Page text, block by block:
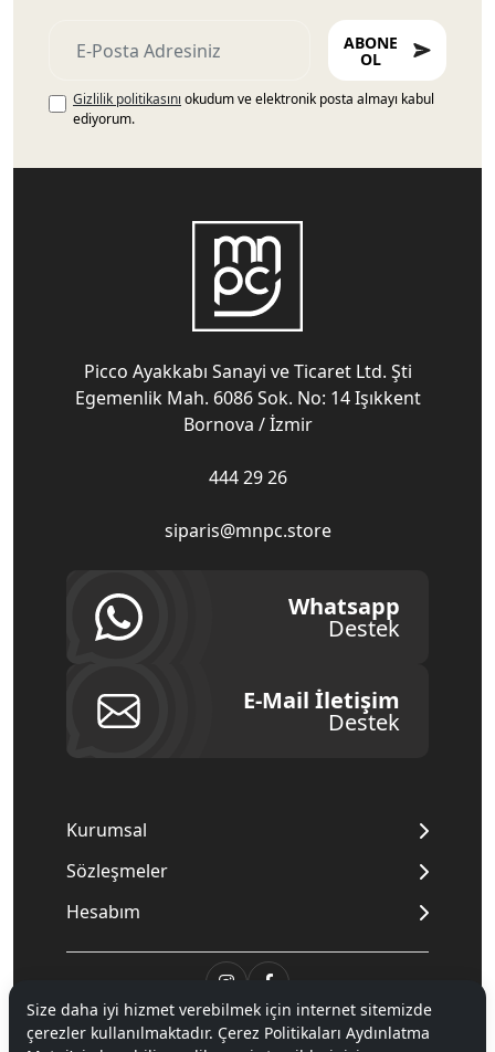
ABONE
OL
Gizlilik politikasını okudum ve elektronik posta almayı kabul
ediyorum.
Picco Ayakkabı Sanayi ve Ticaret Ltd. Şti
Egemenlik Mah. 6086 Sok. No: 14 Işıkkent
Bornova / İzmir
444 29 26
siparis@mnpc.store
Whatsapp
Destek
E-Mail İletişim
Destek
Kurumsal
Sözleşmeler
Hesabım
© 2020Mnpc. Tüm hakları saklıdır.
Size daha iyi hizmet verebilmek için internet sitemizde
çerezler kullanılmaktadır. Çerez Politikaları Aydınlatma